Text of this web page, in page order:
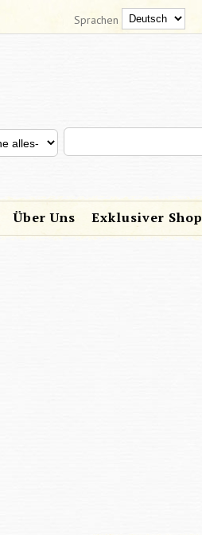
Sprachen
Search this site
for
Über Uns Exklusiver Shop